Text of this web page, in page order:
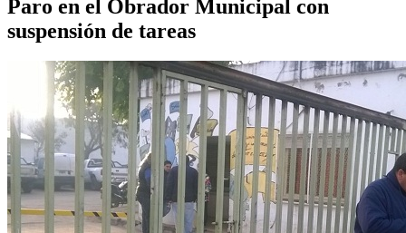
Paro en el Obrador Municipal con
suspensión de tareas